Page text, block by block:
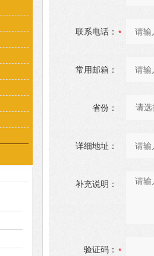
联系电话：
常用邮箱：
省份：
详细地址：
补充说明：
验证码：